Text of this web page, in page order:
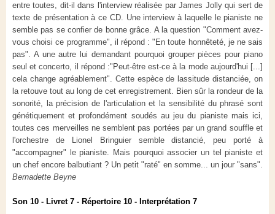
entre toutes, dit-il dans l'interview réalisée par James Jolly qui sert de
texte de présentation à ce CD. Une interview à laquelle le pianiste ne
semble pas se confier de bonne grâce. A la question "Comment avez-
vous choisi ce programme", il répond : "En toute honnêteté, je ne sais
pas". A une autre lui demandant pourquoi grouper pièces pour piano
seul et concerto, il répond :"Peut-être est-ce à la mode aujourd'hui [...]
cela change agréablement". Cette espèce de lassitude distanciée, on
la retouve tout au long de cet enregistrement. Bien sûr la rondeur de la
sonorité, la précision de l'articulation et la sensibilité du phrasé sont
génétiquement et profondément soudés au jeu du pianiste mais ici,
toutes ces merveilles ne semblent pas portées par un grand souffle et
l'orchestre de Lionel Bringuier semble distancié, peu porté à
"accompagner" le pianiste. Mais pourquoi associer un tel pianiste et
un chef encore balbutiant ? Un petit "raté" en somme... un jour "sans".
Bernadette Beyne
Son 10 - Livret 7 - Répertoire 10 - Interprétation 7